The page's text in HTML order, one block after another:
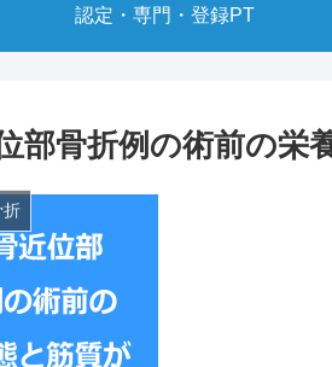
認定・専門・登録PT
部骨折例の術前の栄
折